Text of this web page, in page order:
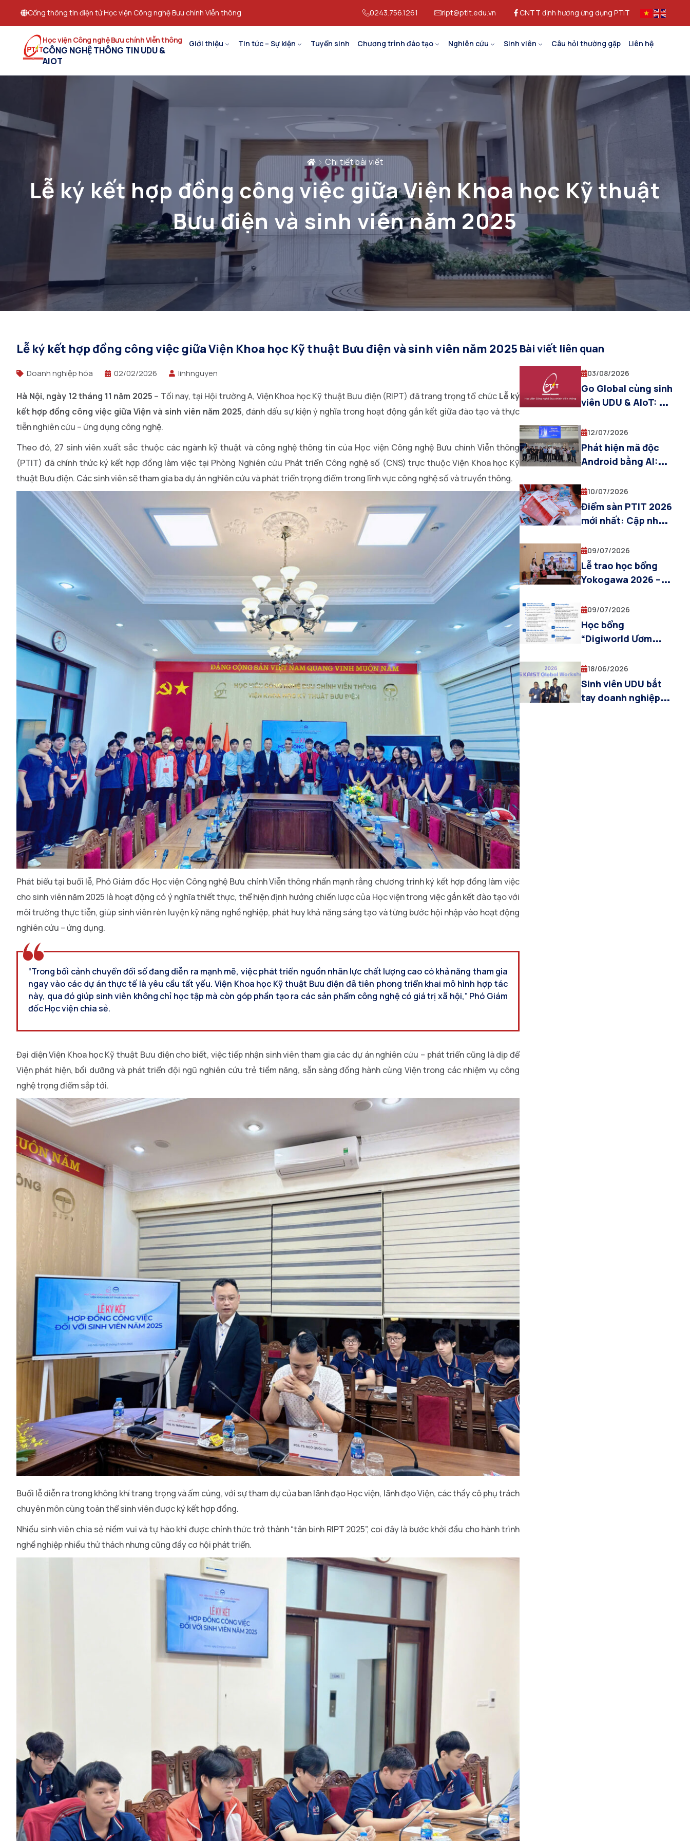
Cổng thông tin điện tử Học viện Công nghệ Bưu chính Viễn thông 0243.756.1261 ript@ptit.edu.vn CNTT định hướng ứng dụng PTIT
Học viện Công nghệ Bưu chính Viễn thông
CÔNG NGHỆ THÔNG TIN UDU &
AIOT
Giới thiệu Tin tức – Sự kiện Tuyển sinh Chương trình đào tạo Nghiên cứu Sinh viên Câu hỏi thường gặp Liên hệ
Chi tiết bài viết
Lễ ký kết hợp đồng công việc giữa Viện Khoa học Kỹ thuật
Bưu điện và sinh viên năm 2025
Lễ ký kết hợp đồng công việc giữa Viện Khoa học Kỹ thuật Bưu điện và sinh viên năm 2025
Doanh nghiệp hóa 02/02/2026 linhnguyen
Hà Nội, ngày 12 tháng 11 năm 2025 – Tối nay, tại Hội trường A, Viện Khoa học Kỹ thuật Bưu điện (RIPT) đã trang trọng tổ chức Lễ ký
kết hợp đồng công việc giữa Viện và sinh viên năm 2025, đánh dấu sự kiện ý nghĩa trong hoạt động gắn kết giữa đào tạo và thực
tiễn nghiên cứu – ứng dụng công nghệ.
Theo đó, 27 sinh viên xuất sắc thuộc các ngành kỹ thuật và công nghệ thông tin của Học viện Công nghệ Bưu chính Viễn thông
(PTIT) đã chính thức ký kết hợp đồng làm việc tại Phòng Nghiên cứu Phát triển Công nghệ số (CNS) trực thuộc Viện Khoa học Kỹ
thuật Bưu điện. Các sinh viên sẽ tham gia ba dự án nghiên cứu và phát triển trọng điểm trong lĩnh vực công nghệ số và truyền thông.
Phát biểu tại buổi lễ, Phó Giám đốc Học viện Công nghệ Bưu chính Viễn thông nhấn mạnh rằng chương trình ký kết hợp đồng làm việc
cho sinh viên năm 2025 là hoạt động có ý nghĩa thiết thực, thể hiện định hướng chiến lược của Học viện trong việc gắn kết đào tạo với
môi trường thực tiễn, giúp sinh viên rèn luyện kỹ năng nghề nghiệp, phát huy khả năng sáng tạo và từng bước hội nhập vào hoạt động
nghiên cứu – ứng dụng.
“Trong bối cảnh chuyển đổi số đang diễn ra mạnh mẽ, việc phát triển nguồn nhân lực chất lượng cao có khả năng tham gia
ngay vào các dự án thực tế là yêu cầu tất yếu. Viện Khoa học Kỹ thuật Bưu điện đã tiên phong triển khai mô hình hợp tác
này, qua đó giúp sinh viên không chỉ học tập mà còn góp phần tạo ra các sản phẩm công nghệ có giá trị xã hội,” Phó Giám
đốc Học viện chia sẻ.
Đại diện Viện Khoa học Kỹ thuật Bưu điện cho biết, việc tiếp nhận sinh viên tham gia các dự án nghiên cứu – phát triển cũng là dịp để
Viện phát hiện, bồi dưỡng và phát triển đội ngũ nghiên cứu trẻ tiềm năng, sẵn sàng đồng hành cùng Viện trong các nhiệm vụ công
nghệ trọng điểm sắp tới.
Buổi lễ diễn ra trong không khí trang trọng và ấm cúng, với sự tham dự của ban lãnh đạo Học viện, lãnh đạo Viện, các thầy cô phụ trách
chuyên môn cùng toàn thể sinh viên được ký kết hợp đồng.
Nhiều sinh viên chia sẻ niềm vui và tự hào khi được chính thức trở thành “tân binh RIPT 2025”, coi đây là bước khởi đầu cho hành trình
nghề nghiệp nhiều thử thách nhưng cũng đầy cơ hội phát triển.
Bài viết liên quan
03/08/2026
Go Global cùng sinh
viên UDU & AIoT: Từ
trường quốc tế IEEE
CISOSE 2026 (Nhật
Bản)
12/07/2026
Phát hiện mã độc
Android bằng AI:
chiến cho Samsung
và Doanh nghiệp
công nghệ
10/07/2026
Điểm sàn PTIT 2026
mới nhất: Cập nhật
dự báo điểm sàn Thi
THPTQG
09/07/2026
Lễ trao học bổng
Yokogawa 2026 –
thần học tập xuất
sắc của UDUers
09/07/2026
Học bổng
“Digiworld Ươm
Cơ hội nhận đào tạo
lập trình miễn phí
100%
18/06/2026
Sinh viên UDU bắt
tay doanh nghiệp